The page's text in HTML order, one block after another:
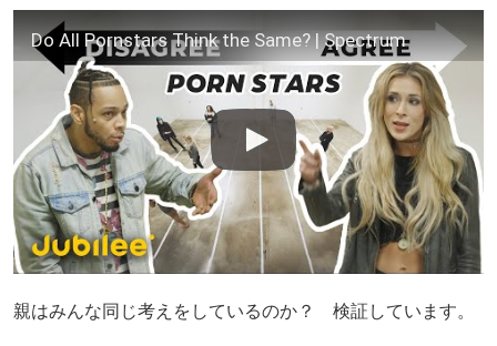
Do All Pornstars Think the Same? | Spectrum
親はみんな同じ考えをしているのか？ 検証しています。